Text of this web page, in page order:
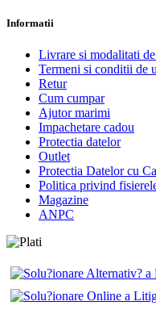
Informatii
Livrare si modalitati
Termeni si conditii de
Retur
Cum cumpar
Ajutor marimi
Impachetare cadou
Protectia datelor
Outlet
Protectia Datelor cu
Politica privind
Magazine
ANPC